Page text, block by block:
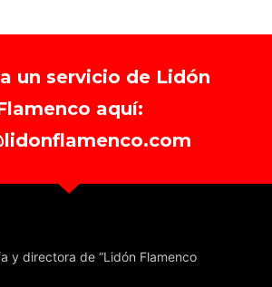
un servicio de Lidón
aquí:
y directora de “Lidón Flamenco